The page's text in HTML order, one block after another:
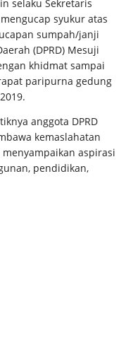
selaku Sekretaris
syukur atas
sumpah/janji
(DPRD) Mesuji
khidmat sampai
paripurna gedung
anggota DPRD
kemaslahatan
aspirasi
pendidikan,